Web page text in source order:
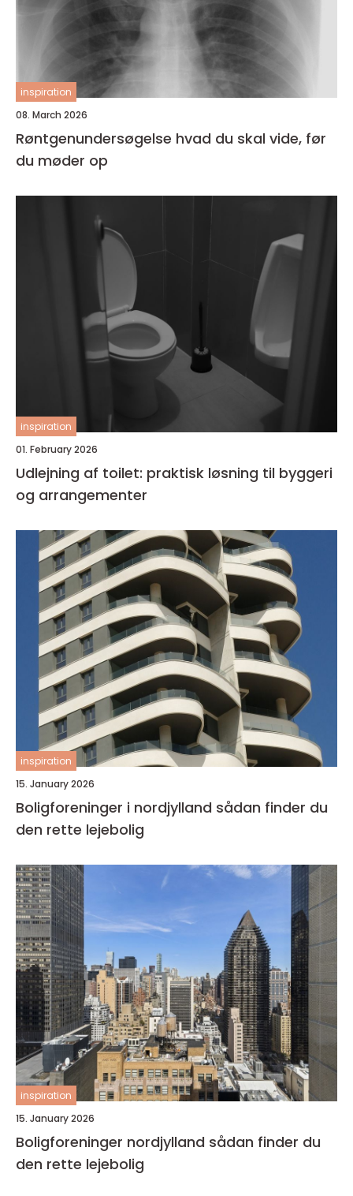
inspiration
08. March 2026
Røntgenundersøgelse hvad du skal vide, før
du møder op
inspiration
01. February 2026
Udlejning af toilet: praktisk løsning til byggeri
og arrangementer
inspiration
15. January 2026
Boligforeninger i nordjylland sådan finder du
den rette lejebolig
inspiration
15. January 2026
Boligforeninger nordjylland sådan finder du
den rette lejebolig